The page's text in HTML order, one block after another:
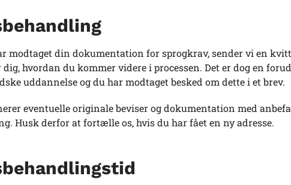
modtaget din dokumentation for sprogkrav, sender vi en
hvordan du kommer videre i processen. Det er dog en
uddannelse og du har modtaget besked om dette i et brev.
eventuelle originale beviser og dokumentation med
Husk derfor at fortælle os, hvis du har fået en ny adresse.